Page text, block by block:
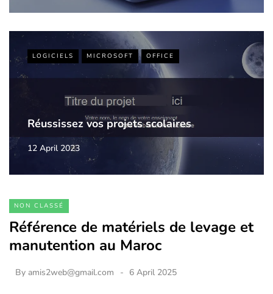
LOGICIELS MICROSOFT OFFICE
Réussissez vos projets scolaires
12 April 2023
NON CLASSÉ
Référence de matériels de levage et
manutention au Maroc
By amis2web@gmail.com 6 April 2025